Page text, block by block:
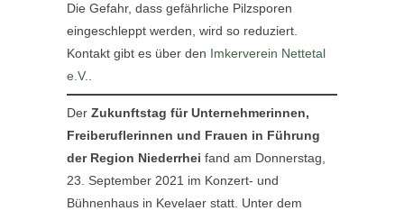
Die Gefahr, dass gefährliche Pilzsporen
eingeschleppt werden, wird so reduziert.
Kontakt gibt es über den Imkerverein Nettetal
e.V.
Der Zukunftstag für Unternehmerinnen,
Freiberuflerinnen und Frauen in Führung
der Region Niederrhei fand am Donnerstag,
23. September 2021 im Konzert- und
Bühnenhaus in Kevelaer statt. Unter dem